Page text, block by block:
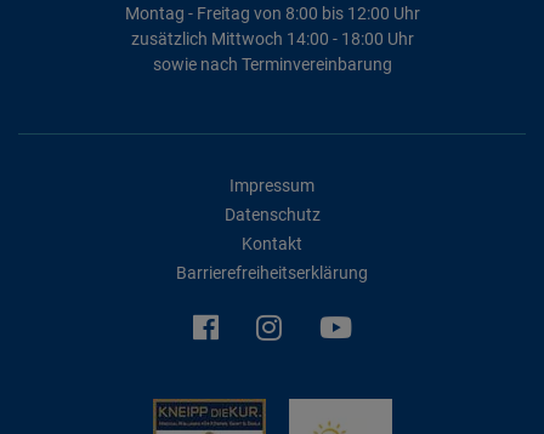
Montag - Freitag von 8:00 bis 12:00 Uhr
zusätzlich Mittwoch 14:00 - 18:00 Uhr
sowie nach Terminvereinbarung
Impressum
Datenschutz
Kontakt
Barrierefreiheitserklärung